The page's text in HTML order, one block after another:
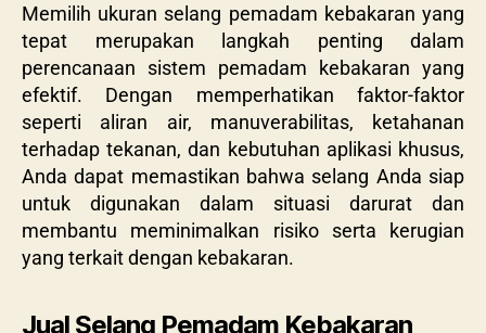
Memilih ukuran selang pemadam kebakaran yang
tepat merupakan langkah penting dalam
perencanaan sistem pemadam kebakaran yang
efektif. Dengan memperhatikan faktor-faktor
seperti aliran air, manuverabilitas, ketahanan
terhadap tekanan, dan kebutuhan aplikasi khusus,
Anda dapat memastikan bahwa selang Anda siap
untuk digunakan dalam situasi darurat dan
membantu meminimalkan risiko serta kerugian
yang terkait dengan kebakaran.
Jual Selang Pemadam Kebakaran